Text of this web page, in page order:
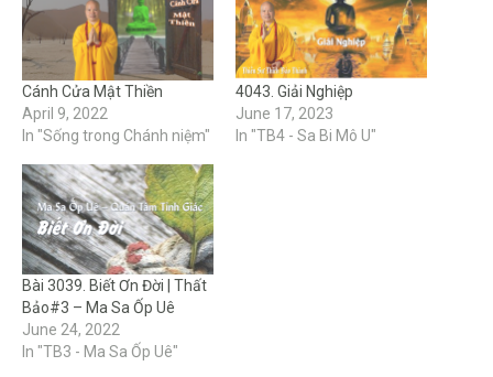
Cánh Cửa Mật Thiền
April 9, 2022
In "Sống trong Chánh niệm"
4043. Giải Nghiệp
June 17, 2023
In "TB4 - Sa Bi Mô U"
Bài 3039. Biết Ơn Đời | Thất
Bảo#3 – Ma Sa Ốp Uê
June 24, 2022
In "TB3 - Ma Sa Ốp Uê"